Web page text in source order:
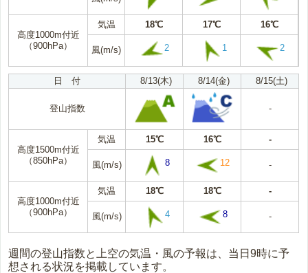
高度1000m付近
（900hPa）
気温 18℃ 17℃ 16℃
風(m/s) 2 1 2
日 付 8/13(木) 8/14(金) 8/15(土)
登山指数 -
高度1500m付近
（850hPa）
気温 15℃ 16℃ -
風(m/s) 8 12 -
高度1000m付近
（900hPa）
気温 18℃ 18℃ -
風(m/s) 4 8 -
週間の登山指数と上空の気温・風の予報は、当日9時に予
想される状況を掲載しています。